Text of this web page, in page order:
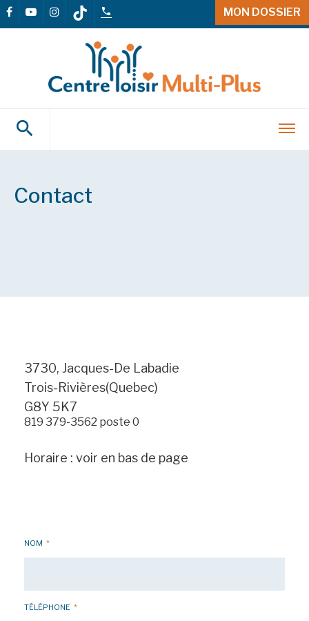
MON DOSSIER
Contact
3730, Jacques-De Labadie
Trois-Rivières(Quebec)
G8Y 5K7
819 379-3562 poste 0
Horaire : voir en bas de page
NOM *
TÉLÉPHONE *